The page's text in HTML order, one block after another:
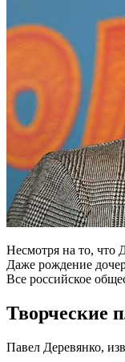
Несмотря на то, что
Даже рождение
Все российское
Творческие
Павел Деревянко,